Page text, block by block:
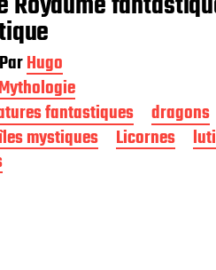
ParHugo
Mythologie
fantastiques
dragons
mystiques Licornes